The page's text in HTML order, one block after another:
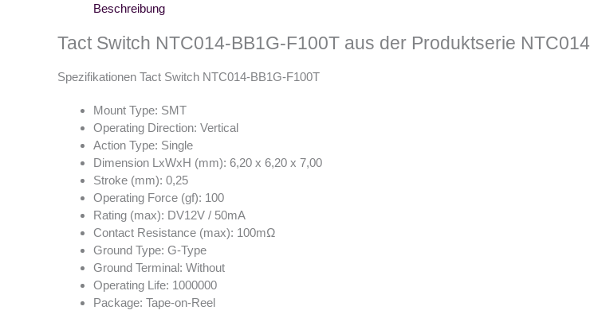
Beschreibung
Tact Switch NTC014-BB1G-F100T aus der Produktserie NTC014
Spezifikationen Tact Switch NTC014-BB1G-F100T
Mount Type: SMT
Operating Direction: Vertical
Action Type: Single
Dimension LxWxH (mm): 6,20 x 6,20 x 7,00
Stroke (mm): 0,25
Operating Force (gf): 100
Rating (max): DV12V / 50mA
Contact Resistance (max): 100mΩ
Ground Type: G-Type
Ground Terminal: Without
Operating Life: 1000000
Package: Tape-on-Reel